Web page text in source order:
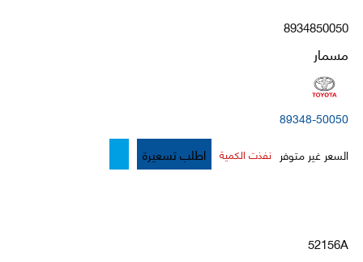
8934850050
مسمار
89348-50050
السعر غير متوفر نفذت الكمية اطلب تسعيرة
52156A